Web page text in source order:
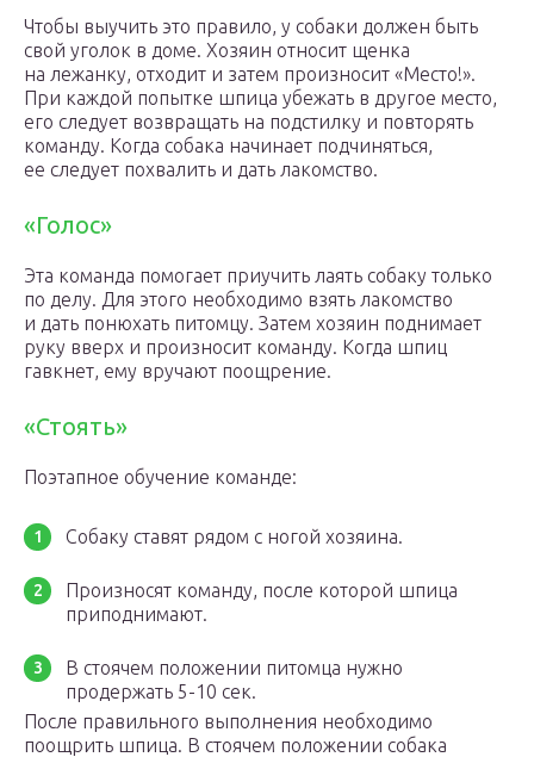
Чтобы выучить это правило, у собаки должен быть
свой уголок в доме. Хозяин относит щенка
на лежанку, отходит и затем произносит «Место!».
При каждой попытке шпица убежать в другое место,
его следует возвращать на подстилку и повторять
команду. Когда собака начинает подчиняться,
ее следует похвалить и дать лакомство.
«Голос»
Эта команда помогает приучить лаять собаку только
по делу. Для этого необходимо взять лакомство
и дать понюхать питомцу. Затем хозяин поднимает
руку вверх и произносит команду. Когда шпиц
гавкнет, ему вручают поощрение.
«Стоять»
Поэтапное обучение команде:
Собаку ставят рядом с ногой хозяина.
Произносят команду, после которой шпица
приподнимают.
В стоячем положении питомца нужно
продержать 5-10 сек.
После правильного выполнения необходимо
поощрить шпица. В стоячем положении собака